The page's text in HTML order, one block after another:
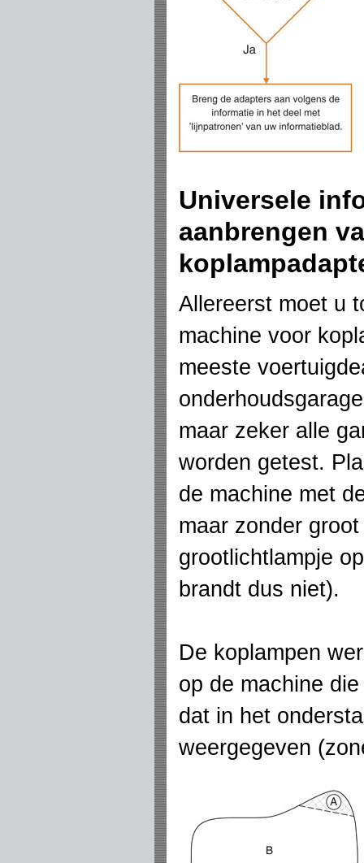
Universele
aanbrengen
Allereerst moet u
machine voor
meeste
maar zeker alle
worden getest.
de machine met
maar zonder
grootlichtlampje
brandt dus niet).
De koplampen
op de machine
dat in het
weergegeven